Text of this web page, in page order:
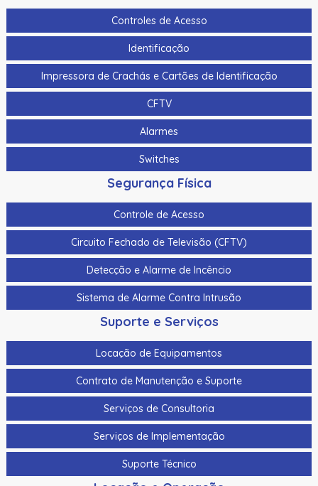
Controles de Acesso
Identificação
Impressora de Crachás e Cartões de Identificação
CFTV
Alarmes
Switches
Segurança Física
Controle de Acesso
Circuito Fechado de Televisão (CFTV)
Detecção e Alarme de Incêncio
Sistema de Alarme Contra Intrusão
Suporte e Serviços
Locação de Equipamentos
Contrato de Manutenção e Suporte
Serviços de Consultoria
Serviços de Implementação
Suporte Técnico